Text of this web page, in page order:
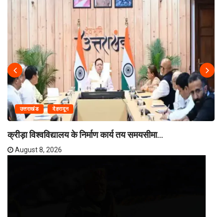
उत्तराखंड देहरादून
क्रीड़ा विश्वविद्यालय के निर्माण कार्य तय समयसीमा...
August 8, 2026